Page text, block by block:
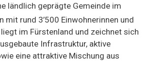
ländlich geprägte Gemeinde im
mit rund 3’500 Einwohnerinnen und
liegt im Fürstenland und zeichnet sich
Infrastruktur, aktive
eine attraktive Mischung aus